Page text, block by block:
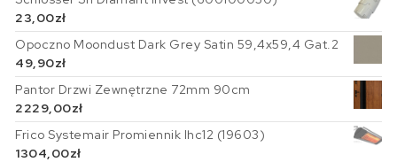
23,00zł
Opoczno Moondust Dark Grey Satin 59,4x59,4 Gat.2
49,90zł
Pantor Drzwi Zewnętrzne 72mm 90cm
2229,00zł
Frico Systemair Promiennik Ihc12 (19603)
1304,00zł